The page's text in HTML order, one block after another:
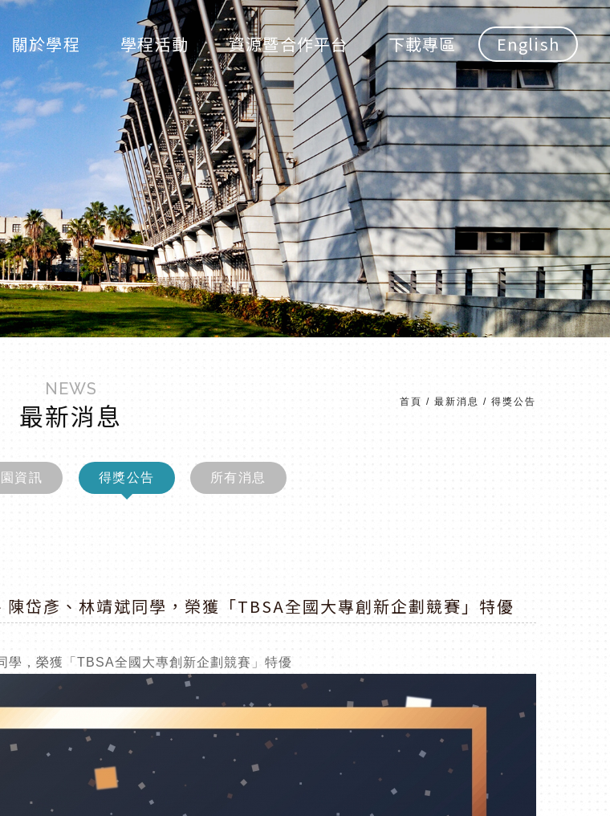
關於學程 學程活動 資源暨合作平台 下載專區 English
NEWS
最新消息
資訊 得獎公告 所有消息
岱彥、林靖斌同學，榮獲「TBSA全國大專創新企劃競賽」特優
學，榮獲「TBSA全國大專創新企劃競賽」特優
首頁 / 最新消息 / 得獎公告